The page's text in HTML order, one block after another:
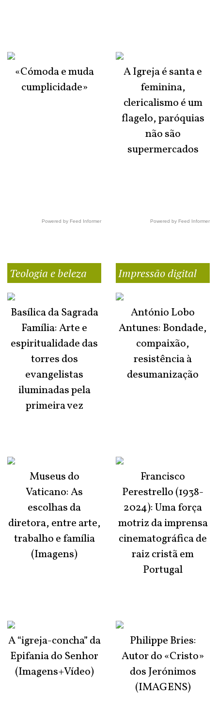
«Cómoda e muda
cumplicidade»
Powered by Feed Informer
A Igreja é santa e
feminina,
clericalismo é um
flagelo, paróquias
não são
supermercados
Powered by Feed Informer
Teologia e beleza
Basílica da Sagrada
Família: Arte e
espiritualidade das
torres dos
evangelistas
iluminadas pela
primeira vez
Museus do
Vaticano: As
escolhas da
diretora, entre arte,
trabalho e família
(Imagens)
A “igreja-concha” da
Epifania do Senhor
(Imagens+Vídeo)
Impressão digital
António Lobo
Antunes: Bondade,
compaixão,
resistência à
desumanização
Francisco
Perestrello (1938-
2024): Uma força
motriz da imprensa
cinematográfica de
raiz cristã em
Portugal
Philippe Bries:
Autor do «Cristo»
dos Jerónimos
(IMAGENS)